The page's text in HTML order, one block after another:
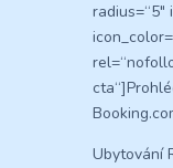
Ubytování